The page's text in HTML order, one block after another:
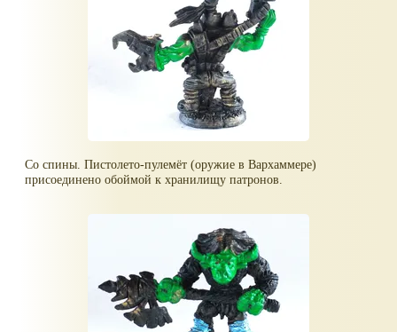
Со спины. Пистолето-пулемёт (оружие в Вархаммере)
присоединено обоймой к хранилищу патронов.